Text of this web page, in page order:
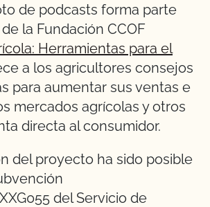
de podcasts forma parte
la Fundación CCOF
Herramientas para el
a los agricultores consejos
para aumentar sus ventas e
mercados agrícolas y otros
directa al consumidor.
del proyecto ha sido posible
del Servicio de